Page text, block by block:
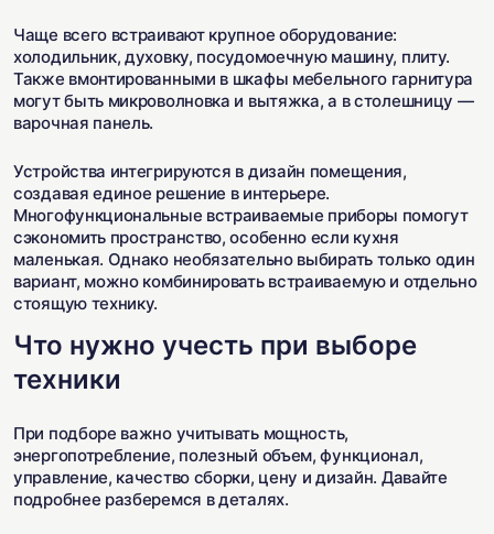
Чаще всего встраивают крупное оборудование:
холодильник, духовку, посудомоечную машину, плиту.
Также вмонтированными в шкафы мебельного гарнитура
могут быть микроволновка и вытяжка, а в столешницу —
варочная панель.
Устройства интегрируются в дизайн помещения,
создавая единое решение в интерьере.
Многофункциональные встраиваемые приборы помогут
сэкономить пространство, особенно если кухня
маленькая. Однако необязательно выбирать только один
вариант, можно комбинировать встраиваемую и отдельно
стоящую технику.
Что нужно учесть при выборе
техники
При подборе важно учитывать мощность,
энергопотребление, полезный объем, функционал,
управление, качество сборки, цену и дизайн. Давайте
подробнее разберемся в деталях.